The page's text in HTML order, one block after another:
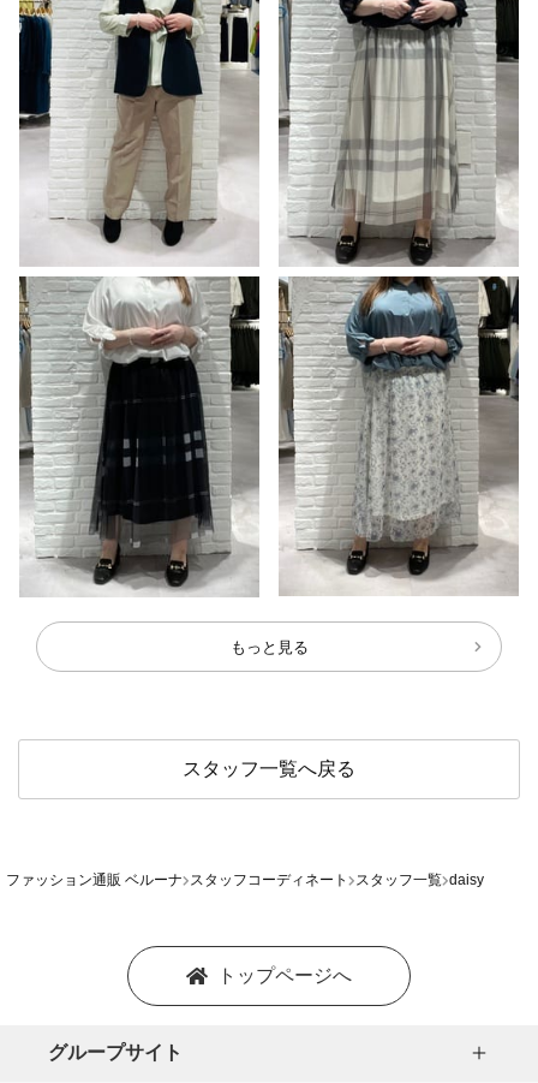
もっと見る
スタッフ一覧へ戻る
ファッション通販 ベルーナ スタッフコーディネート スタッフ一覧 daisy
トップページへ
グループサイト